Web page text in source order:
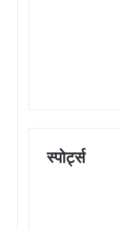
स्पोर्ट्स